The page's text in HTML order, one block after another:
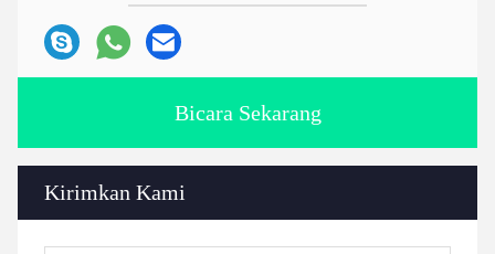
Bicara Sekarang
Kirimkan Kami